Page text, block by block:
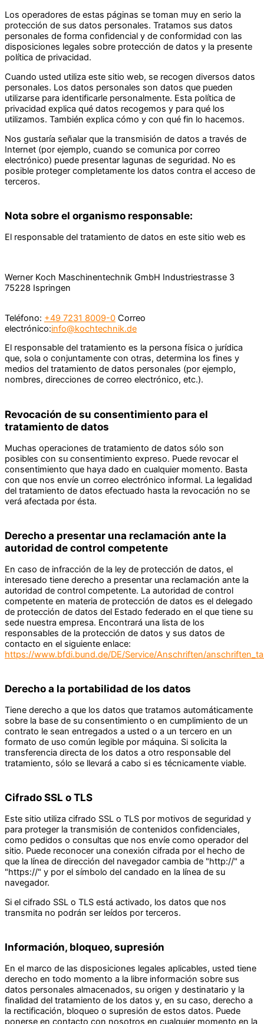
Los operadores de estas páginas se toman muy en serio la
protección de sus datos personales. Tratamos sus datos
personales de forma confidencial y de conformidad con las
disposiciones legales sobre protección de datos y la presente
política de privacidad.
Cuando usted utiliza este sitio web, se recogen diversos datos
personales. Los datos personales son datos que pueden
utilizarse para identificarle personalmente. Esta política de
privacidad explica qué datos recogemos y para qué los
utilizamos. También explica cómo y con qué fin lo hacemos.
Nos gustaría señalar que la transmisión de datos a través de
Internet (por ejemplo, cuando se comunica por correo
electrónico) puede presentar lagunas de seguridad. No es
posible proteger completamente los datos contra el acceso de
terceros.
Nota sobre el organismo responsable:
El responsable del tratamiento de datos en este sitio web es
Werner Koch Maschinentechnik GmbH Industriestrasse 3
75228 Ispringen
Teléfono: +49 7231 8009-0 Correo
electrónico:info@kochtechnik.de
El responsable del tratamiento es la persona física o jurídica
que, sola o conjuntamente con otras, determina los fines y
medios del tratamiento de datos personales (por ejemplo,
nombres, direcciones de correo electrónico, etc.).
Revocación de su consentimiento para el
tratamiento de datos
Muchas operaciones de tratamiento de datos sólo son
posibles con su consentimiento expreso. Puede revocar el
consentimiento que haya dado en cualquier momento. Basta
con que nos envíe un correo electrónico informal. La legalidad
del tratamiento de datos efectuado hasta la revocación no se
verá afectada por ésta.
Derecho a presentar una reclamación ante la
autoridad de control competente
En caso de infracción de la ley de protección de datos, el
interesado tiene derecho a presentar una reclamación ante la
autoridad de control competente. La autoridad de control
competente en materia de protección de datos es el delegado
de protección de datos del Estado federado en el que tiene su
sede nuestra empresa. Encontrará una lista de los
responsables de la protección de datos y sus datos de
contacto en el siguiente enlace:
https://www.bfdi.bund.de/DE/Service/Anschriften/
Derecho a la portabilidad de los datos
Tiene derecho a que los datos que tratamos automáticamente
sobre la base de su consentimiento o en cumplimiento de un
contrato le sean entregados a usted o a un tercero en un
formato de uso común legible por máquina. Si solicita la
transferencia directa de los datos a otro responsable del
tratamiento, sólo se llevará a cabo si es técnicamente viable.
Cifrado SSL o TLS
Este sitio utiliza cifrado SSL o TLS por motivos de seguridad y
para proteger la transmisión de contenidos confidenciales,
como pedidos o consultas que nos envíe como operador del
sitio. Puede reconocer una conexión cifrada por el hecho de
que la línea de dirección del navegador cambia de "http://" a
"https://" y por el símbolo del candado en la línea de su
navegador.
Si el cifrado SSL o TLS está activado, los datos que nos
transmita no podrán ser leídos por terceros.
Información, bloqueo, supresión
En el marco de las disposiciones legales aplicables, usted tiene
derecho en todo momento a la libre información sobre sus
datos personales almacenados, su origen y destinatario y la
finalidad del tratamiento de los datos y, en su caso, derecho a
la rectificación, bloqueo o supresión de estos datos. Puede
ponerse en contacto con nosotros en cualquier momento en la